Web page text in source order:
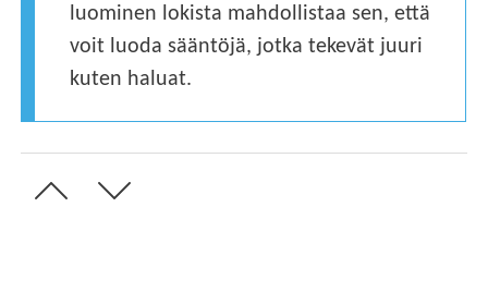
luominen lokista mahdollistaa sen, että
voit luoda sääntöjä, jotka tekevät juuri
kuten haluat.